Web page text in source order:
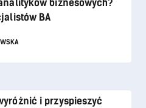
biznesowych?
BA
i przyspieszyć